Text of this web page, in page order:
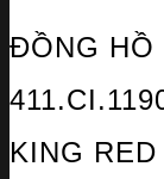
ĐỒNG HỒ
KING